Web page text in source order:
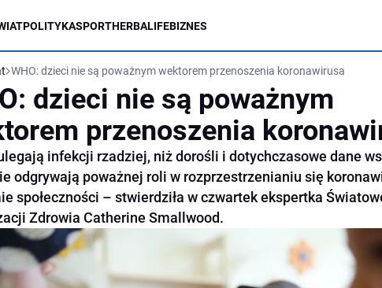
POLITYKASPORTHERBALIFEBIZNES
WHO: dzieci nie są poważnym wektorem przenoszenia koronawirusa
dzieci nie są poważnym
przenoszenia
infekcji rzadziej, niż dorośli i dotychczasowe dane
odgrywają poważnej roli w rozprzestrzenianiu się
społeczności – stwierdziła w czwartek ekspertka
Zdrowia Catherine Smallwood.